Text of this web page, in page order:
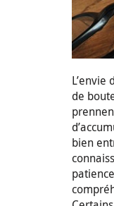
L’envie
de
bien